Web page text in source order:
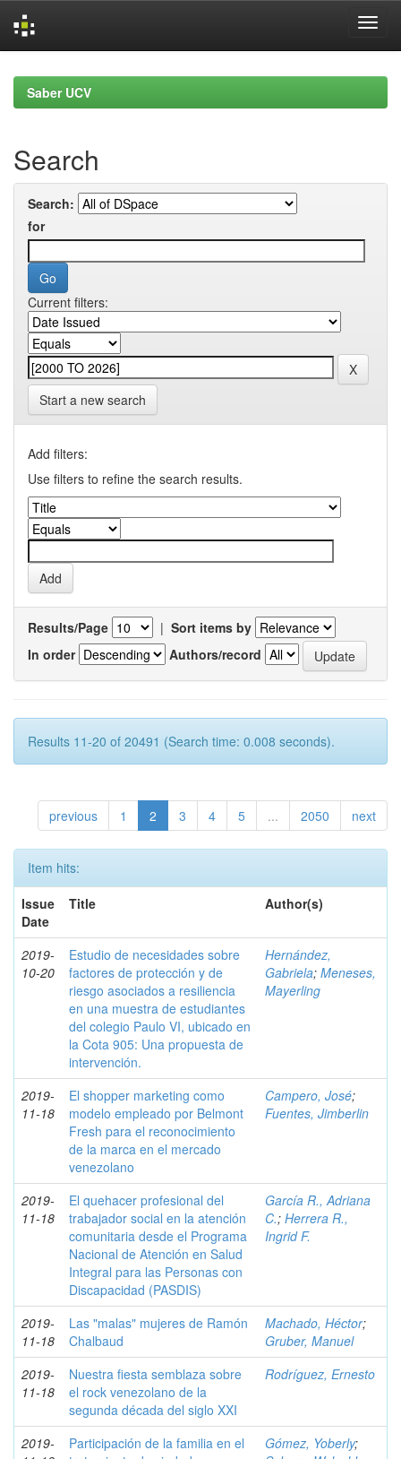
navigationSaber UCV
Search
Search:
for
Current filters:
Start a new search
Add filters:
Use filters to refine the search results.
Results/Page | Sort items by
In order
Authors/record
Results 11-20 of 20491 (Search time: 0.008 seconds).
previous 1 2 3 4 5 ... 2050 next
Item hits:
Issue
Date
Title Author(s)
2019-
10-20
Estudio de necesidades sobre
factores de protección y de
riesgo asociados a resiliencia
en una muestra de estudiantes
del colegio Paulo VI, ubicado en
la Cota 905: Una propuesta de
intervención.
Hernández,
Gabriela; Meneses,
Mayerling
2019-
11-18
El shopper marketing como
modelo empleado por Belmont
Fresh para el reconocimiento
de la marca en el mercado
venezolano
Campero, José;
Fuentes, Jimberlin
2019-
11-18
El quehacer profesional del
trabajador social en la atención
comunitaria desde el Programa
Nacional de Atención en Salud
Integral para las Personas con
Discapacidad (PASDIS)
García R., Adriana
C.; Herrera R.,
Ingrid F.
2019-
11-18
Las "malas" mujeres de Ramón
Chalbaud
Machado, Héctor;
Gruber, Manuel
2019-
11-18
Nuestra fiesta semblaza sobre
el rock venezolano de la
segunda década del siglo XXI
Rodríguez, Ernesto
2019-
Participación de la familia en el
Gómez, Yoberly;